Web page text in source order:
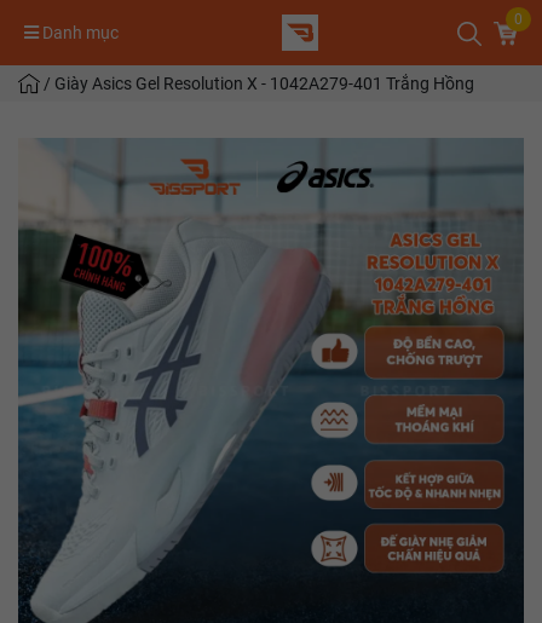
Danh mục
0
/ Giày Asics Gel Resolution X - 1042A279-401 Trắng Hồng